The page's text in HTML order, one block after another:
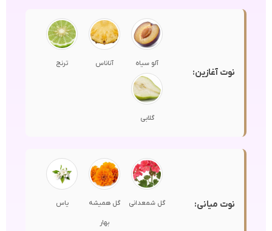
نوت آغازین:
آلو سیاه آناناس ترنج
گلابی
نوت میانی: گل شمعدانی گل همیشه
بهار
یاس